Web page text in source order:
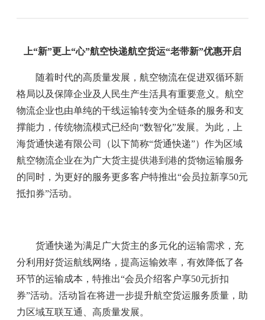
上“新”更上“心”航空快递航空货运“老带新”优惠开启
随着时代的高质量发展，航空物流在促进双循环新
格局以及保障企业及人民生产生活具有重要意义。航空
物流企业也由单纯的干线运输转变为全链条的服务和支
撑能力，传统物流模式已经向“数智化”发展。为此，上
海货通快递有限公司（以下简称“货通快递”）作为区域
航空物流企业在为广大货主提供港到港的货物运输服务
的同时，为更好的服务更多客户特推出“会员拉新享50元
抵扣券”活动。
货通快递为满足广大货主的多元化的运输需求，充
分利用好货运航线网络，提高运输效率，有效降低了各
环节的运输成本，特推出“会员介绍客户享50元折扣
券”活动。活动旨在将进一步提升航空货运服务质量，助
力区域互联互通、高质量发展。